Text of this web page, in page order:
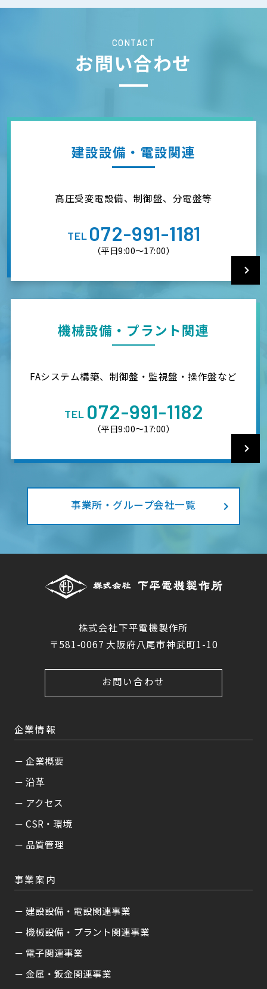
CONTACT
お問い合わせ
建設設備・電設関連
高圧受変電設備、制御盤、分電盤等
TEL 072-991-1181
（平日9:00～17:00）
機械設備・プラント関連
FAシステム構築、制御盤・監視盤・操作盤など
TEL 072-991-1182
（平日9:00～17:00）
事業所・グループ会社一覧
株式会社下平電機製作所
〒581-0067 大阪府八尾市神武町1-10
お問い合わせ
企業情報
－ 企業概要
－ 沿革
－ アクセス
－ CSR・環境
－ 品質管理
事業案内
－ 建設設備・電設関連事業
－ 機械設備・プラント関連事業
－ 電子関連事業
－ 金属・鈑金関連事業